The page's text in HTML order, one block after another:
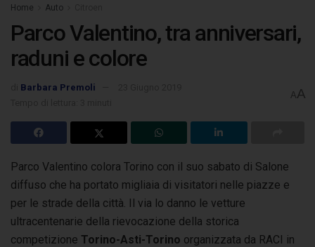
Home Auto
Parco Valentino, tra anniversari,
raduni e colore
Barbara Premoli
AA
Parco Valentino colora Torino con il suo sabato di Salone
diffuso che ha portato migliaia di visitatori nelle piazze e
per le strade della città. Il via lo danno le vetture
ultracentenarie della rievocazione della storica
competizione Torino-Asti-Torino organizzata da RACI in